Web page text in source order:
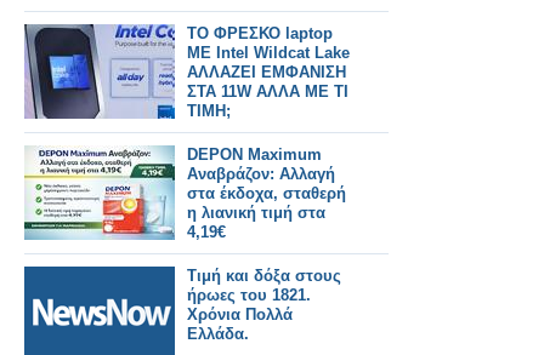
TO ΦΡΕΣΚΟ laptop
ΜΕ Intel Wildcat Lake
ΑΛΛΑΖΕΙ ΕΜΦΑΝΙΣΗ
ΣΤΑ 11W ΑΛΛΑ ΜΕ ΤΙ
ΤΙΜΗ;
DEPON Maximum
Αναβράζον: Αλλαγή
στα έκδοχα, σταθερή
η λιανική τιμή στα
4,19€
Τιμή και δόξα στους
ήρωες του 1821.
Χρόνια Πολλά
Ελλάδα.